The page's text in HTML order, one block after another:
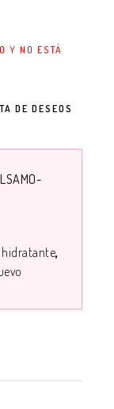
Y NO ESTÁ
DE DESEOS